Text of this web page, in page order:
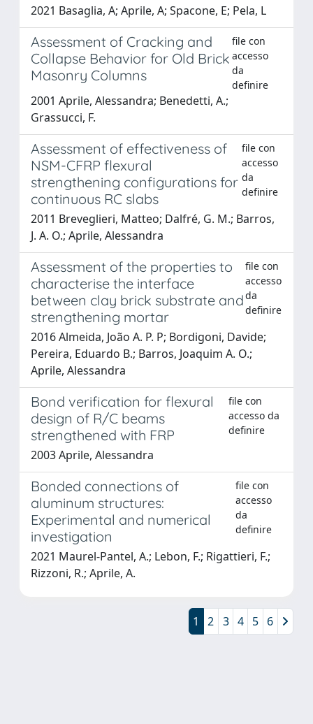
2021 Basaglia, A; Aprile, A; Spacone, E; Pela, L
Assessment of Cracking and
Collapse Behavior for Old Brick
Masonry Columns
file con
accesso
da
definire
2001 Aprile, Alessandra; Benedetti, A.;
Grassucci, F.
Assessment of effectiveness of
NSM-CFRP flexural
strengthening configurations for
continuous RC slabs
file con
accesso
da
definire
2011 Breveglieri, Matteo; Dalfré, G. M.; Barros,
J. A. O.; Aprile, Alessandra
Assessment of the properties to
characterise the interface
between clay brick substrate and
strengthening mortar
file con
accesso
da
definire
2016 Almeida, João A. P. P; Bordigoni, Davide;
Pereira, Eduardo B.; Barros, Joaquim A. O.;
Aprile, Alessandra
Bond verification for flexural
design of R/C beams
strengthened with FRP
file con
accesso da
definire
2003 Aprile, Alessandra
Bonded connections of
aluminum structures:
Experimental and numerical
investigation
file con
accesso
da
definire
2021 Maurel-Pantel, A.; Lebon, F.; Rigattieri, F.;
Rizzoni, R.; Aprile, A.
1 2 3 4 5 6